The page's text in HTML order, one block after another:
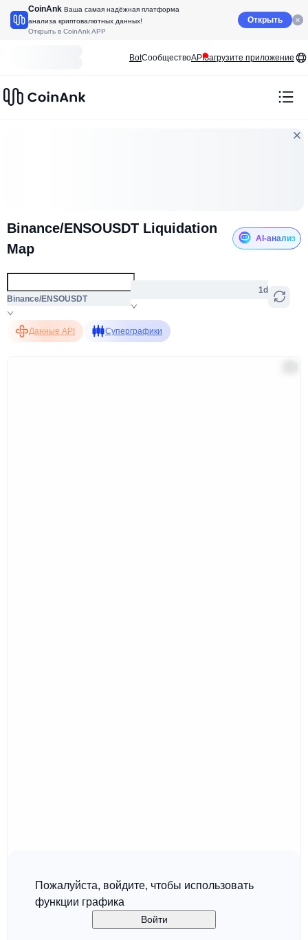
CoinAnk Ваша самая надёжная платформа
анализа криптовалютных данных!
Открыть в CoinAnk APP
Открыть
BotСообществоAPIЗагрузите приложение
Binance/ENSOUSDT Liquidation
Map
AI-анализ
Binance/ENSOUSDT
1d
Данные API Суперграфики
Пожалуйста, войдите, чтобы использовать
функции графика
Войти